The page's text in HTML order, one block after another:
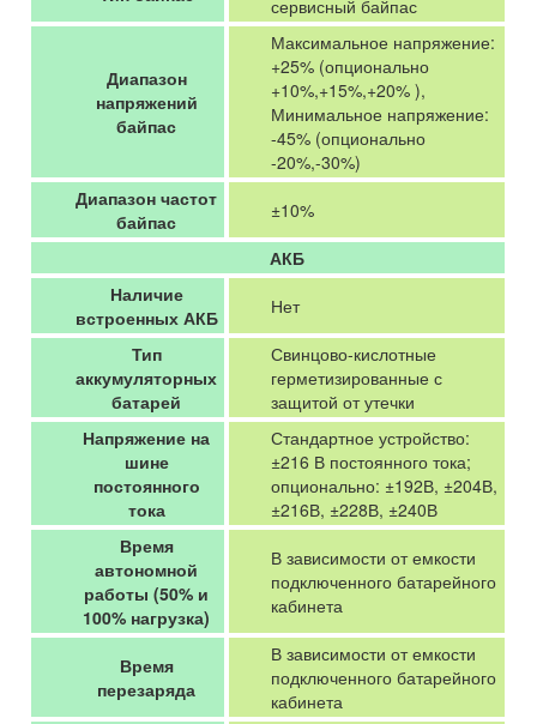
сервисный байпас
Диапазон
напряжений
байпас
Максимальное напряжение:
+25% (опционально
+10%,+15%,+20% ),
Минимальное напряжение:
-45% (опционально
-20%,-30%)
Диапазон частот
байпас
±10%
АКБ
Наличие
встроенных АКБ
Нет
Тип
аккумуляторных
батарей
Свинцово-кислотные
герметизированные с
защитой от утечки
Напряжение на
шине
постоянного
тока
Стандартное устройство:
±216 В постоянного тока;
опционально: ±192В, ±204В,
±216В, ±228В, ±240В
Время
автономной
работы (50% и
100% нагрузка)
В зависимости от емкости
подключенного батарейного
кабинета
Время
перезаряда
В зависимости от емкости
подключенного батарейного
кабинета